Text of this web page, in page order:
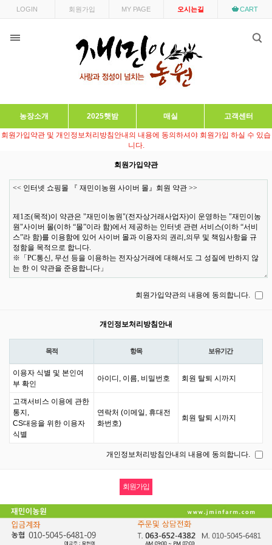
LOGIN 회원가입 MY PAGE 오시는길 CART
농장소개 2025햇밤 매실 고객센터
회원가입약관 및 개인정보처리방침안내의 내용에 동의하셔야 회원가입 하실 수 있습
니다.
회원가입약관
회원가입약관의 내용에 동의합니다.
개인정보처리방침안내
목적 항목 보유기간
이용자 식별 및 본인여
부 확인
아이디, 이름, 비밀번호 회원 탈퇴 시까지
고객서비스 이용에 관한
통지,
CS대응을 위한 이용자
식별
연락처 (이메일, 휴대전
화번호)
회원 탈퇴 시까지
개인정보처리방침안내의 내용에 동의합니다.